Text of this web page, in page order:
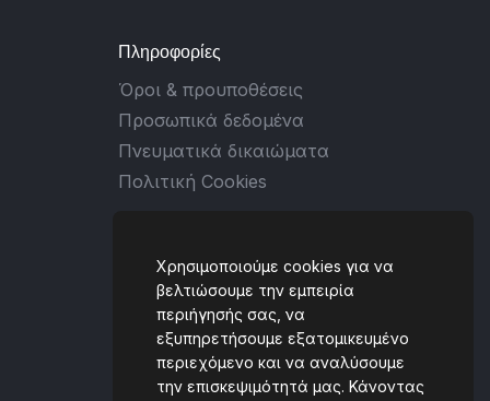
Χρησιμοποιούμε cookies για να
βελτιώσουμε την εμπειρία
περιήγησής σας, να
εξυπηρετήσουμε εξατομικευμένο
περιεχόμενο και να αναλύσουμε
την επισκεψιμότητά μας. Κάνοντας
Πληροφορίες
Όροι & προυποθέσεις
Προσωπικά δεδομένα
Πνευματικά δικαιώματα
Πολιτική Cookies
Ταλιαδούρου 2, 431 00,
Καρδίτσα, GREECE
(+30) 6930 434059
[email protected]